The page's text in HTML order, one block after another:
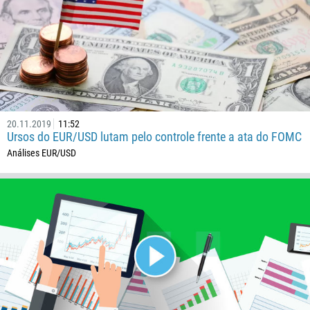
20.11.2019 11:52
Ursos do EUR/USD lutam pelo controle frente a ata do FOMC
Análises EUR/USD
Número de telefone
1
93
355
213
1684
376
244
1264
672
1268
54
374
297
Agende uma chamada
00:00 — 23:00
Insira seu e-mail
Insira seu comentário, se necessário
ME LIGUE DE VOLTA